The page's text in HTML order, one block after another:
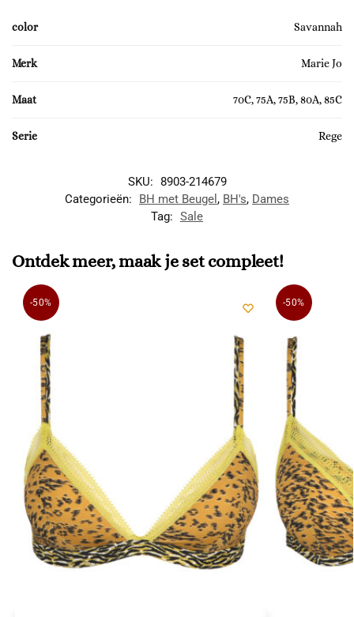
color Savannah
Merk Marie Jo
Maat 70C, 75A, 75B, 80A, 85C
Serie Rege
SKU: 8903-214679
Categorieën:
BH met Beugel , BH's, Dames
Tag: Sale
Ontdek meer, maak je set compleet!
-50% -50%